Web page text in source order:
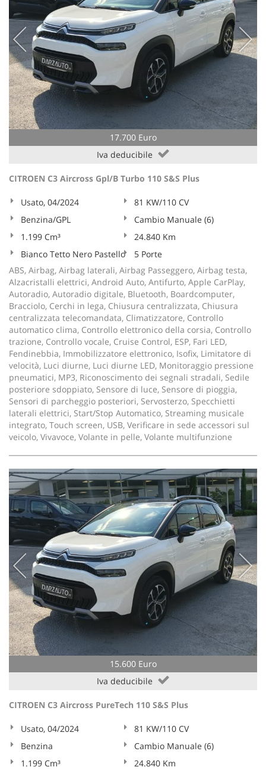
17.700 Euro
Iva deducibile
CITROEN C3 Aircross Gpl/B Turbo 110 S&S Plus
Usato, 04/2024
81 KW/110 CV
Benzina/GPL
Cambio Manuale (6)
1.199 Cm³
24.840 Km
Bianco Tetto Nero Pastello
5 Porte
ABS, Airbag, Airbag laterali, Airbag Passeggero, Airbag testa,
Alzacristalli elettrici, Android Auto, Antifurto, Apple CarPlay,
Autoradio, Autoradio digitale, Bluetooth, Boardcomputer,
Bracciolo, Cerchi in lega, Chiusura centralizzata, Chiusura
centralizzata telecomandata, Climatizzatore, Controllo
automatico clima, Controllo elettronico della corsia, Controllo
trazione, Controllo vocale, Cruise Control, ESP, Fari LED,
Fendinebbia, Immobilizzatore elettronico, Isofix, Limitatore di
velocità, Luci diurne, Luci diurne LED, Monitoraggio pressione
pneumatici, MP3, Riconoscimento dei segnali stradali, Sedile
posteriore sdoppiato, Sensore di luce, Sensore di pioggia,
Sensori di parcheggio posteriori, Servosterzo, Specchietti
laterali elettrici, Start/Stop Automatico, Streaming musicale
integrato, Touch screen, USB, Verificare in sede accessori sul
veicolo, Vivavoce, Volante in pelle, Volante multifunzione
15.600 Euro
Iva deducibile
CITROEN C3 Aircross PureTech 110 S&S Plus
Usato, 04/2024
81 KW/110 CV
Benzina
Cambio Manuale (6)
1.199 Cm³
24.840 Km